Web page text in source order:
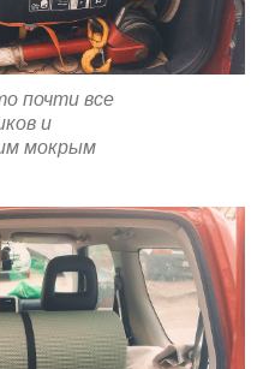
почти все
и
мокрым